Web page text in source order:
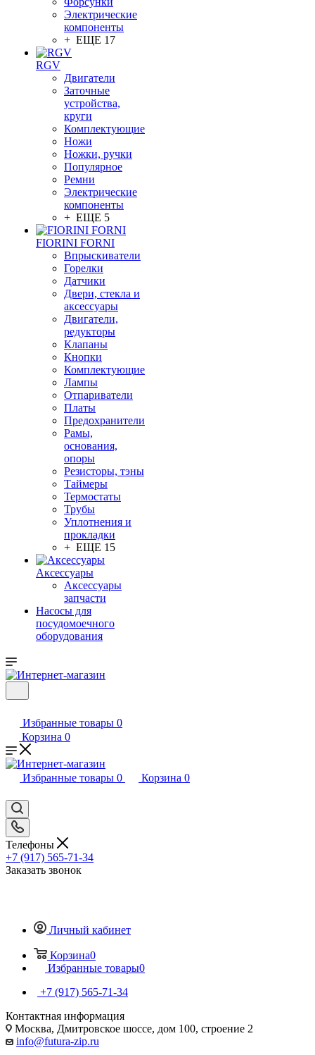
Электрические
компоненты
+ ЕЩЕ 17
RGV
Двигатели
Заточные
устройства,
круги
Комплектующие
Ножи
Ножки, ручки
Популярное
Ремни
Электрические
компоненты
+ ЕЩЕ 5
FIORINI FORNI
Впрыскиватели
Горелки
Датчики
Двери, стекла и
аксессуары
Двигатели,
редукторы
Клапаны
Кнопки
Комплектующие
Лампы
Отпариватели
Платы
Предохранители
Рамы,
основания,
опоры
Резисторы, тэны
Таймеры
Термостаты
Трубы
Уплотнения и
прокладки
+ ЕЩЕ 15
Аксессуары
Аксессуары
запчасти
Насосы для
посудомоечного
оборудования
Избранные товары 0
Корзина 0
Избранные товары 0 Корзина 0
Телефоны
+7 (917) 565-71-34
Заказать звонок
Личный кабинет
Корзина0
Избранные товары0
+7 (917) 565-71-34
Контактная информация
Москва, Дмитровское шоссе, дом 100, строение 2
info@futura-zip.ru